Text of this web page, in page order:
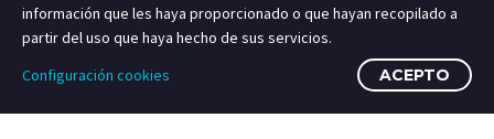
información que les haya proporcionado o que hayan recopilado a
partir del uso que haya hecho de sus servicios.
Configuración cookies
ACEPTO